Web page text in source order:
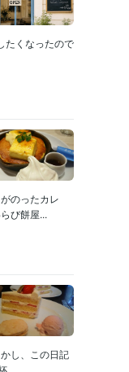
たくなったので
のったカレ
び餅屋...
し、この日記